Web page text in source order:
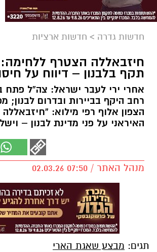
חדשות גדרה > חדשות ארציות
חיזבאללה הצטרף
תקף בלבנון – דיווח על
אחרי ירי לעבר ישראל: צה”ל פתח
רחב היקף בביירות ובדרום לבנון;
הצפון אלוף רפי מילוא:
האיראני על פני מדינת לבנון –
מנהל האתר / 07:50 02.03.26
תגים: מבצע שאגת הארי